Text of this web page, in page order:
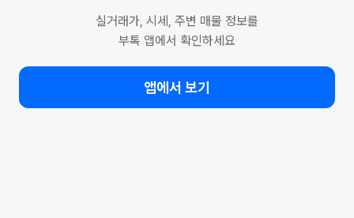
실거래가, 시세, 주변 매물 정보를
부톡 앱에서 확인하세요
앱에서 보기